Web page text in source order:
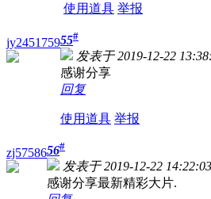
使用道具 举报
jy245175955#
发表于 2019-12-22
感谢分享
回复
使用道具 举报
zj5758656#
发表于 2019-12-22 14:22:03
感谢分享最新精彩大片.